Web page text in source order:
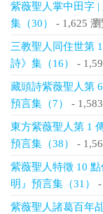
紫薇聖人掌中田字
集（30）
- 1,625
三教聖人同住世第
詩》集（16）
-
藏頭詩紫薇聖人第
預言集（7）
-
東方紫薇聖人第 1
預言集（38）
-
紫薇聖人特徵 10
明』預言集（31）
紫薇聖人諸葛百年